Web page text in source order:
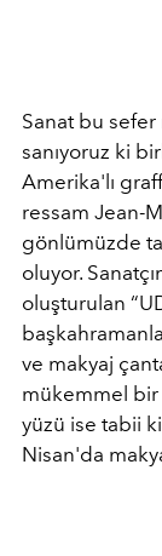
Sanat bu
sanıyoruz ki
Amerika'lı
ressam Jean-
gönlümüzde
oluyor.
oluşturulan
ve makyaj
mükemmel
yüzü ise tabii
Nisan'da